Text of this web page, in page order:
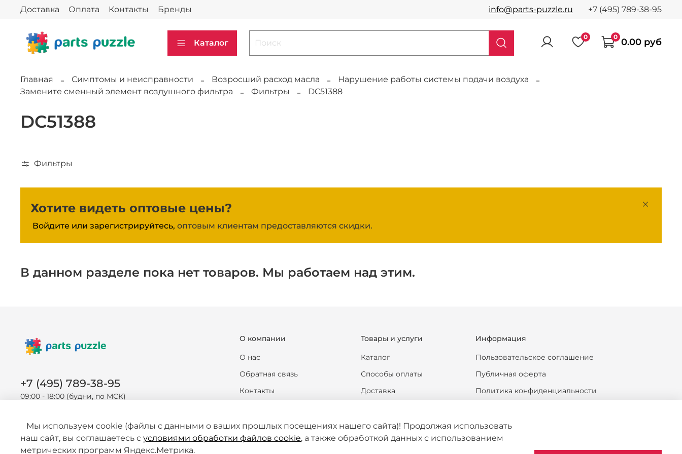
Доставка Оплата Контакты Бренды info@parts-puzzle.ru +7 (495) 789-38-95
Каталог
0 0 0.00 руб
Главная Симптомы и неисправности Возросший расход масла
Нарушение работы системы подачи воздуха
Замените сменный элемент воздушного фильтра
Фильтры DC51388
DC51388
Фильтры
Хотите видеть оптовые цены?
Войдите или зарегистрируйтесь, оптовым клиентам предоставляются скидки.
В данном разделе пока нет товаров. Мы работаем над этим.
О компании
О нас
Обратная связь
Контакты
Новости
Статьи
Товары и услуги
Каталог
Способы оплаты
Доставка
Формы документов
Информация
Пользовательское соглашение
Публичная оферта
Политика конфиденциальности
Политика обработки персональных данных
Согласие на обработку персональных данных
+7 (495) 789-38-95
09:00 - 18:00 (будни, по МСК)
Мы используем cookie (файлы с данными о ваших прошлых посещениях нашего сайта)! Продолжая использовать
наш сайт, вы соглашаетесь с условиями обработки файлов cookie, а также обработкой данных с использованием
метрических программ Яндекс.Метрика.